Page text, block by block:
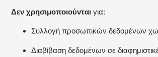
Δεν χρησιμοποιούνται για:
Συλλογή προσωπικών δεδομένων
Διαβίβαση δεδομένων σε